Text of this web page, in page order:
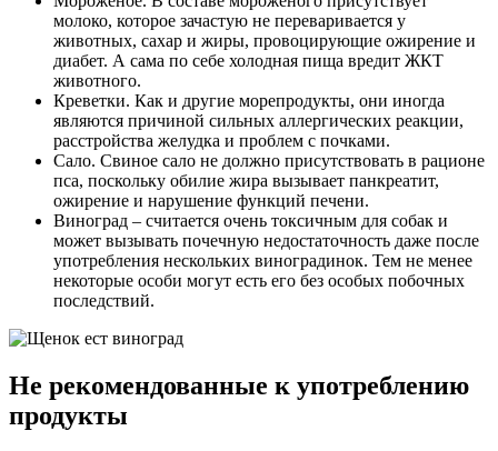
молоко, которое зачастую не переваривается у
животных, сахар и жиры, провоцирующие ожирение и
диабет. А сама по себе холодная пища вредит ЖКТ
животного.
Креветки. Как и другие морепродукты, они иногда
являются причиной сильных аллергических реакции,
расстройства желудка и проблем с почками.
Сало. Свиное сало не должно присутствовать в рационе
пса, поскольку обилие жира вызывает панкреатит,
ожирение и нарушение функций печени.
Виноград – считается очень токсичным для собак и
может вызывать почечную недостаточность даже после
употребления нескольких виноградинок. Тем не менее
некоторые особи могут есть его без особых побочных
последствий.
Не рекомендованные к употреблению
продукты